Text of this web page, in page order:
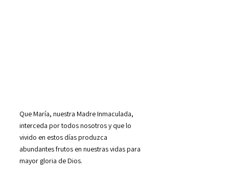
Que María, nuestra Madre Inmaculada,
interceda por todos nosotros y que lo
vivido en estos días produzca
abundantes frutos en nuestras vidas para
mayor gloria de Dios.